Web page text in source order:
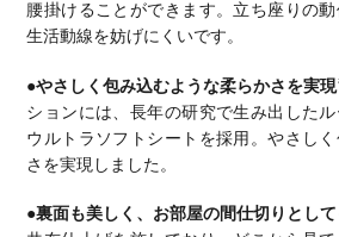
腰掛けることができます。 立ち座りの動
生活動線を妨げにくいです。
●やさしく包み込むような柔らかさを実現
ションには、長年の研究で生み出した
ウルトラソフトシートを採用。やさし
さを実現しました。
●裏面も美しく、お部屋の間仕切りとし